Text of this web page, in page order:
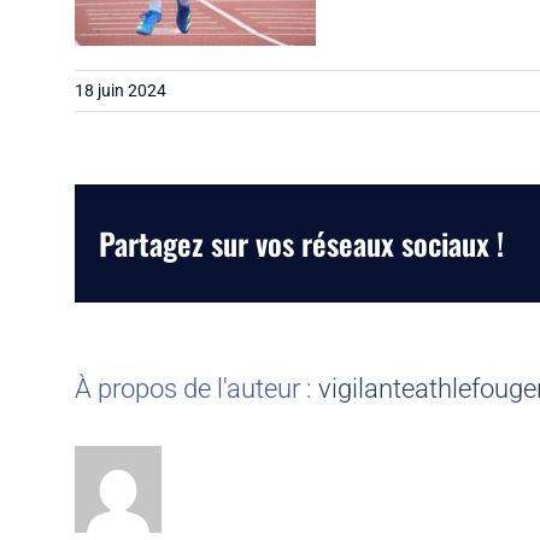
18 juin 2024
Partagez sur vos réseaux sociaux !
À propos de l'auteur :